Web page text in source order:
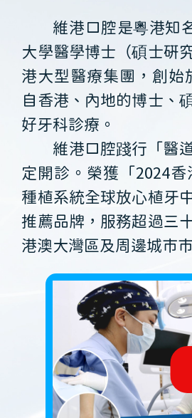
維港口腔是粵港知
大學醫學博士（碩士研
港大型醫療集團，創始
自香港、內地的博士、
好牙科診療。
維港口腔踐行「醫
定開診。榮獲「2024
種植系統全球放心植牙
推薦品牌，服務超過三
港澳大灣區及周邊城市